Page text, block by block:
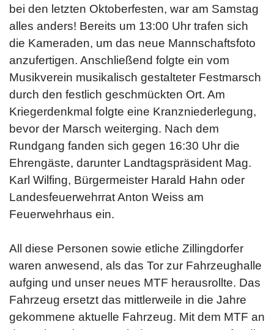
bei den letzten Oktoberfesten, war am Samstag
alles anders! Bereits um 13:00 Uhr trafen sich
die Kameraden, um das neue Mannschaftsfoto
anzufertigen. Anschließend folgte ein vom
Musikverein musikalisch gestalteter Festmarsch
durch den festlich geschmückten Ort. Am
Kriegerdenkmal folgte eine Kranzniederlegung,
bevor der Marsch weiterging. Nach dem
Rundgang fanden sich gegen 16:30 Uhr die
Ehrengäste, darunter Landtagspräsident Mag.
Karl Wilfing, Bürgermeister Harald Hahn oder
Landesfeuerwehrrat Anton Weiss am
Feuerwehrhaus ein.
All diese Personen sowie etliche Zillingdorfer
waren anwesend, als das Tor zur Fahrzeughalle
aufging und unser neues MTF herausrollte. Das
Fahrzeug ersetzt das mittlerweile in die Jahre
gekommene aktuelle Fahrzeug. Mit dem MTF an